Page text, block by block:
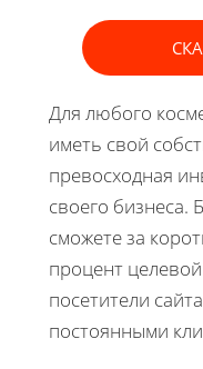
Для любого
иметь свой
превосходная
своего бизнеса.
сможете за
процент
посетители
постоянными